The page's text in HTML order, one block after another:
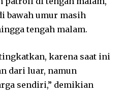
bawah umur masih
tengah malam.
karena saat ini
dari luar, namun
sendiri,” demikian